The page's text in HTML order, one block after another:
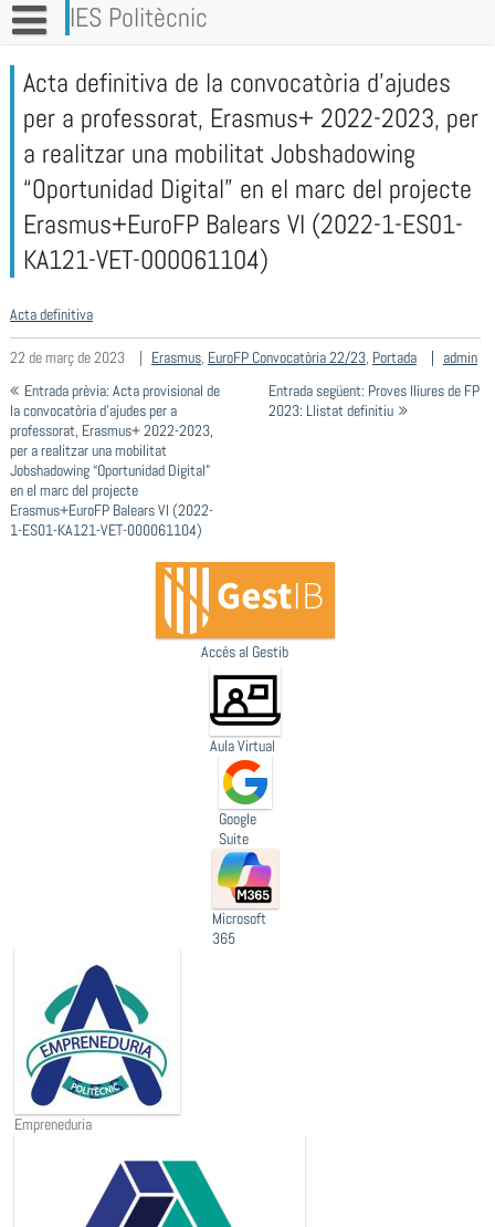
Vés
IES Politècnic
Acta definitiva de la convocatòria d’ajudes
per a professorat, Erasmus+ 2022-2023, per
a realitzar una mobilitat Jobshadowing
“Oportunidad Digital” en el marc del projecte
Erasmus+EuroFP Balears VI (2022-1-ES01-
KA121-VET-000061104)
Acta definitiva
22 de març de 2023 Erasmus, EuroFP Convocatòria 22/23, Portada admin
Navegació
d'entrades
Entrada prèvia: Acta provisional de
la convocatòria d’ajudes per a
professorat, Erasmus+ 2022-2023,
per a realitzar una mobilitat
Jobshadowing “Oportunidad Digital”
en el marc del projecte
Erasmus+EuroFP Balears VI (2022-
1-ES01-KA121-VET-000061104)
Entrada següent: Proves lliures de FP
2023: Llistat definitiu
Accés al Gestib
Aula Virtual
Google
Suite
Microsoft
365
Empreneduria